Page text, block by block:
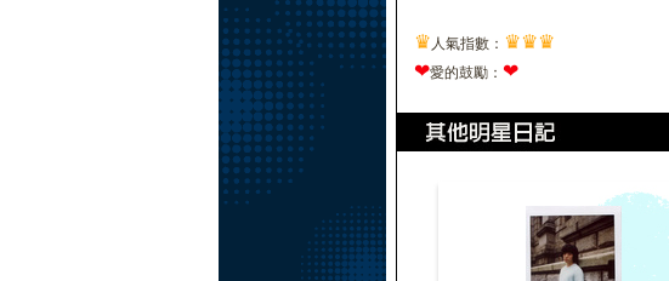
♛ 人氣指數： ♛♛♛
❤愛的鼓勵： ❤